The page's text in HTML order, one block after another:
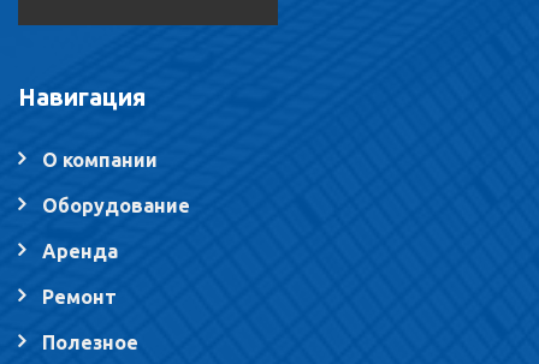
Навигация
О компании
Оборудование
Аренда
Ремонт
Полезное